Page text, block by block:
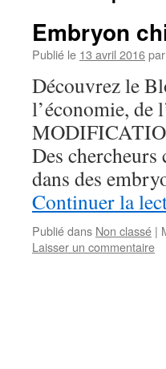
Embryon
Publié le 13 avril 2016par
Découvrez le
l’économie, de
Des
dans des
Continuer la
Publié dans Non classé |
Laisser un commentaire